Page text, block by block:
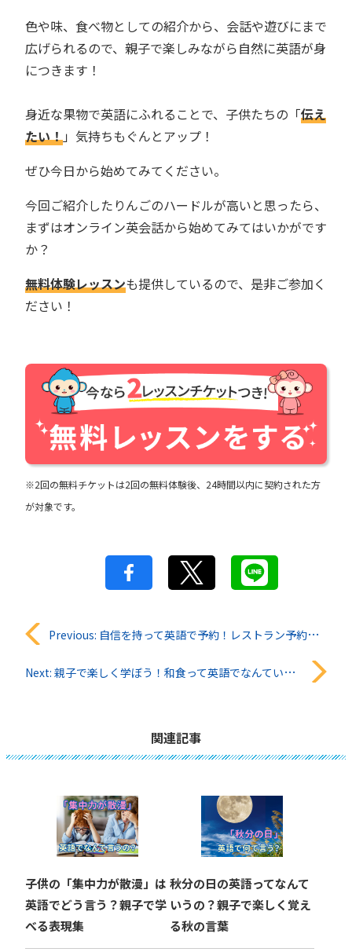
色や味、食べ物としての紹介から、会話や遊びにまで
広げられるので、親子で楽しみながら自然に英語が身
につきます！
身近な果物で英語にふれることで、子供たちの「伝え
たい！」気持ちもぐんとアップ！
ぜひ今日から始めてみてください。
今回ご紹介したりんごのハードルが高いと思ったら、
まずはオンライン英会話から始めてみてはいかがです
か？
無料体験レッスンも提供しているので、是非ご参加く
ださい！
※2回の無料チケットは2回の無料体験後、24時間以内に契約された方
が対象です。
投
稿
ョ
ン
Previous: 自信を持って英語で予約！レストラン予約フレーズ完全ガイド
Next: 親子で楽しく学ぼう！和食って英語でなんていうの？10の食べ物英語クイズ
関連記事
子供の「集中力が散漫」は
英語でどう言う？親子で学
べる表現集
秋分の日の英語ってなんて
いうの？親子で楽しく覚え
る秋の言葉